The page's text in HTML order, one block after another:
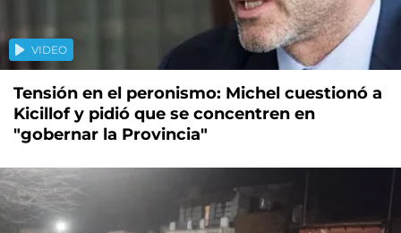
VIDEO
Tensión en el peronismo: Michel cuestionó a
Kicillof y pidió que se concentren en
"gobernar la Provincia"